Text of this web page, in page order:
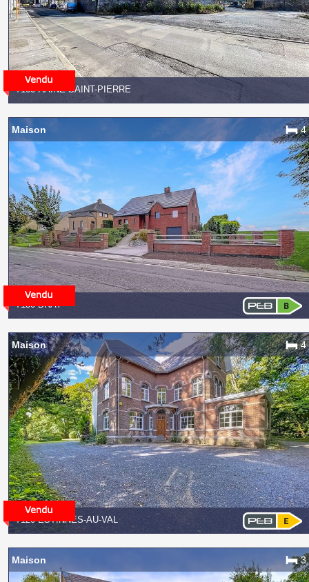
7100 HAINE-SAINT-PIERRE
7130 BRAY
Maison 4
7120 ESTINNES-AU-VAL
Maison 4
Maison 3